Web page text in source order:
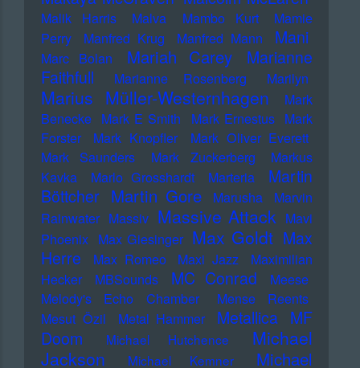
Malik Harris Malva Mambo Kurt
Mamie
Perry
Manfred Krug Manfred Mann Mani
Marc Bolan Mariah Carey
Marianne
Faithfull
Marianne Rosenberg Marilyn
Marius Müller-Westernhagen
Mark
Benecke Mark E Smith Mark Ernestus Mark
Forster
Mark Knopfler
Mark Oliver Everett
Mark Saunders
Mark Zuckerberg
Markus
Kavka
Marlo Grosshardt Marteria
Martin
Böttcher Martin Gore Marusha
Marvin
Rainwater Massiv Massive Attack Mavi
Phoenix Max Giesinger Max Goldt Max
Herre
Max Romeo Maxi Jazz
Maximilian
Hecker
MBSounds MC Conrad
Meese
Melody's Echo Chamber
Mense Reents
Mesut Özil
Metal Hammer Metallica MF
Doom
Michael Hutchence
Michael
Jackson
Michael Kemner
Michael